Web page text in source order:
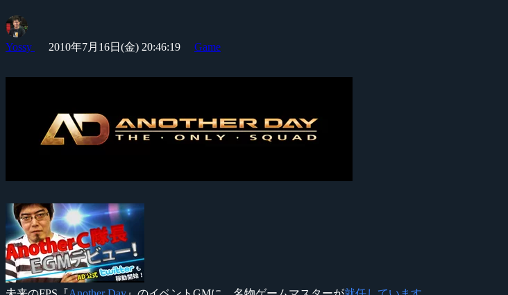
Yossy 2010年7月16日(金) 20:46:19 Game